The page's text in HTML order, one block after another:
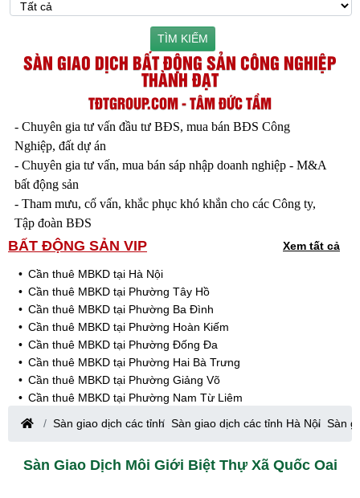
TÌM KIẾM
SÀN GIAO DỊCH BẤT ĐỘNG SẢN CÔNG NGHIỆP
THÀNH ĐẠT
TĐTGROUP.COM - TÂM ĐỨC TẦM
- Chuyên gia tư vấn đầu tư BĐS, mua bán BĐS Công
Nghiệp, đất dự án
- Chuyên gia tư vấn, mua bán sáp nhập doanh nghiệp - M&A
bất động sản
- Tham mưu, cố vấn, khắc phục khó khắn cho các Công ty,
Tập đoàn BĐS
BẤT ĐỘNG SẢN VIP Xem tất cả
Cần thuê MBKD tại Hà Nội
Cần thuê MBKD tại Phường Tây Hồ
Cần thuê MBKD tại Phường Ba Đình
Cần thuê MBKD tại Phường Hoàn Kiếm
Cần thuê MBKD tại Phường Đống Đa
Cần thuê MBKD tại Phường Hai Bà Trưng
Cần thuê MBKD tại Phường Giảng Võ
Cần thuê MBKD tại Phường Nam Từ Liêm
Cần thuê MBKD tại Phường Cầu Giấy
Cần thuê MBKD tại Phường Thanh Xuân
Cần thuê MBKD tại Phường Hà Đông
Sàn giao dịch các tỉnh Sàn giao dịch các tỉnh Hà Nội Sàn
Sàn Giao Dịch Môi Giới Biệt Thự Xã Quốc Oai